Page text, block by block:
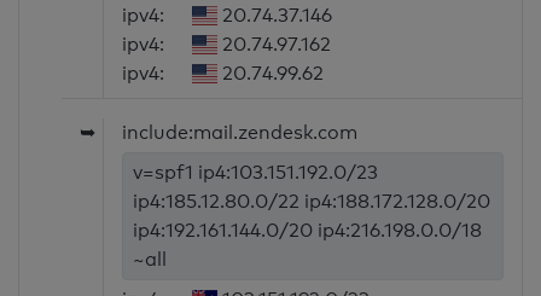
ipv4:
20.74.37.146
ipv4:
20.74.97.162
ipv4:
20.74.99.62
➥
include:mail.zendesk.com
v=spf1 ip4:103.151.192.0/23
ip4:185.12.80.0/22 ip4:188.172.128.0/20
ip4:192.161.144.0/20 ip4:216.198.0.0/18
~all